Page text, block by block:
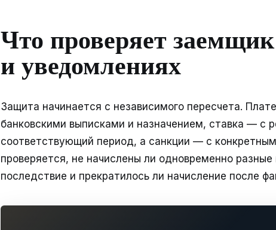
Что проверяет
и уведомлениях
Защита начинается с независимого пересчета.
банковскими выписками и назначением, ставка — с
соответствующий период, а санкции — с
проверяется, не начислены ли одновременно
последствие и прекратилось ли начисление после